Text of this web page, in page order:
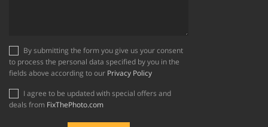
to process the personal data specified by you in the
fields above according to our Privacy Policy
deals from FixThePhoto.com